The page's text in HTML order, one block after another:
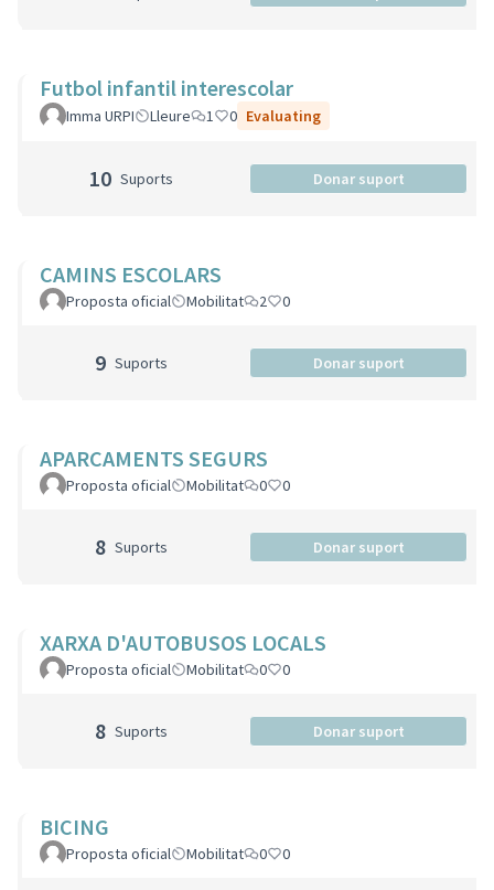
Futbol infantil interescolar
Imma URPI Lleure 1 0 Evaluating
10 Suports Donar suport
CAMINS ESCOLARS
Proposta oficial Mobilitat 2 0
9 Suports Donar suport
APARCAMENTS SEGURS
Proposta oficial Mobilitat 0 0
8 Suports Donar suport
XARXA D'AUTOBUSOS LOCALS
Proposta oficial Mobilitat 0 0
8 Suports Donar suport
BICING
Proposta oficial Mobilitat 0 0